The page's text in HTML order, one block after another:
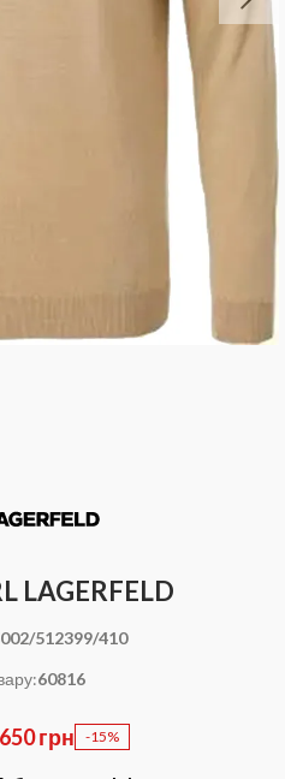
LAGERFELD
512399/410
60816
грн -15%